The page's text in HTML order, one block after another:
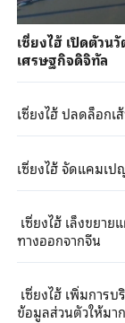
เซี่ยงไฮ้ เปิดตัวน
เศรษฐกิจดิจิทัล
เซี่ยงไฮ้ ปลดล็อก
เซี่ยงไฮ้ จัดแคมเ
เซี่ยงไฮ้ เล็งขยา
เซี่ยงไฮ้ เพิ่มการ
ข้อมูลส่วนตัวให้มา